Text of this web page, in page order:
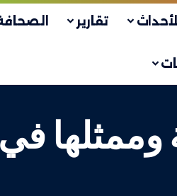
تقارير
وممثلها